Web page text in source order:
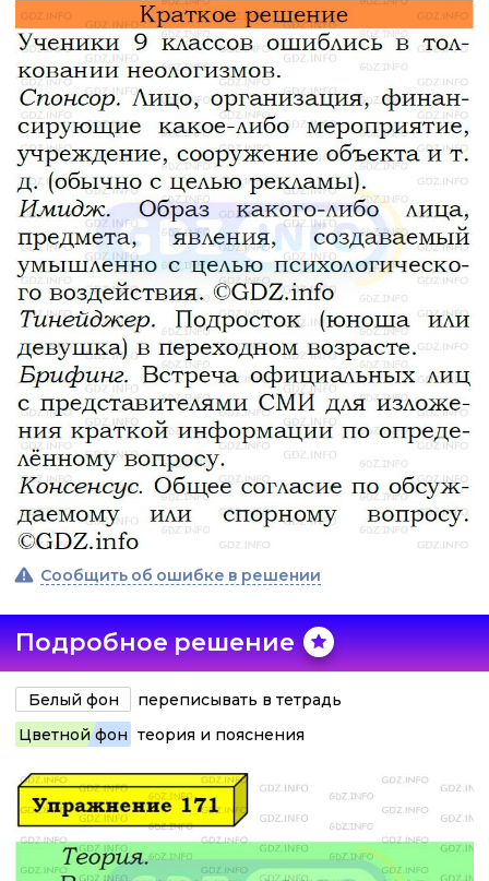
Сообщить об ошибке в решении
Подробное решение
Белый фон
переписывать в тетрадь
Цветной фон теория и пояснения